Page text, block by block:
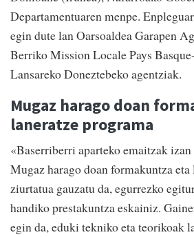
Departamentuaren menpe.
egin dute lan Oarsoaldea Garapen
Berriko Mission Locale Pays
Lansareko Doneztebeko agentziak.
Mugaz harago doan
laneratze programa
«Baserriberri aparteko emaitzak
Mugaz harago doan formakuntza
ziurtatua gauzatu da, egurrezko
handiko prestakuntza eskainiz.
egin da, eduki tekniko eta teorikoak